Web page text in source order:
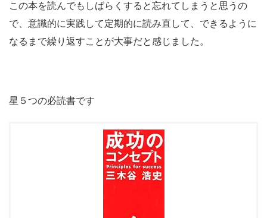
この本を読んでもしばらくすると忘れてしまうと思うの
で、意識的に実践して定期的に読み直して、できるように
なるまで繰り返すことが大事だと感じました。
星５つの必読書です